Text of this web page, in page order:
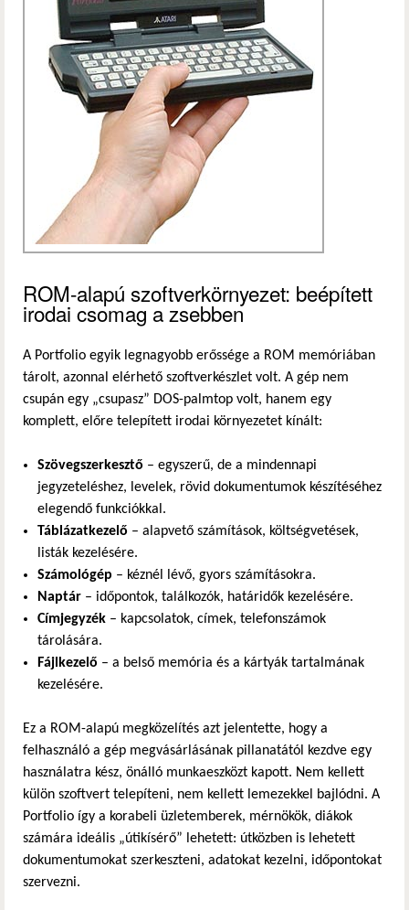
ROM-alapú szoftverkörnyezet: beépített
irodai csomag a zsebben
A Portfolio egyik legnagyobb erőssége a ROM memóriában
tárolt, azonnal elérhető szoftverkészlet volt. A gép nem
csupán egy „csupasz” DOS-palmtop volt, hanem egy
komplett, előre telepített irodai környezetet kínált:
Szövegszerkesztő – egyszerű, de a mindennapi
jegyzeteléshez, levelek, rövid dokumentumok készítéséhez
elegendő funkciókkal.
Táblázatkezelő – alapvető számítások, költségvetések,
listák kezelésére.
Számológép – kéznél lévő, gyors számításokra.
Naptár – időpontok, találkozók, határidők kezelésére.
Címjegyzék – kapcsolatok, címek, telefonszámok
tárolására.
Fájlkezelő – a belső memória és a kártyák tartalmának
kezelésére.
Ez a ROM-alapú megközelítés azt jelentette, hogy a
felhasználó a gép megvásárlásának pillanatától kezdve egy
használatra kész, önálló munkaeszközt kapott. Nem kellett
külön szoftvert telepíteni, nem kellett lemezekkel bajlódni. A
Portfolio így a korabeli üzletemberek, mérnökök, diákok
számára ideális „útikísérő” lehetett: útközben is lehetett
dokumentumokat szerkeszteni, adatokat kezelni, időpontokat
szervezni.